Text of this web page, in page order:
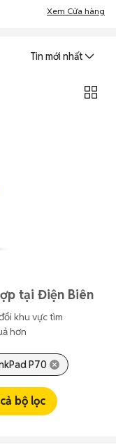
Xem Cửa hàng
Tin mới nhất
tại Điện Biên
khu vực tìm
hơn
P70
bộ lọc